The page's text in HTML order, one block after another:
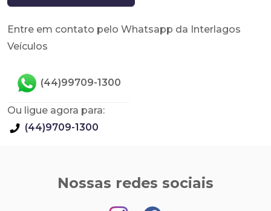
Entre em contato pelo Whatsapp da Interlagos
Veículos
(44)99709-1300
Ou ligue agora para:
(44)9709-1300
Nossas redes sociais